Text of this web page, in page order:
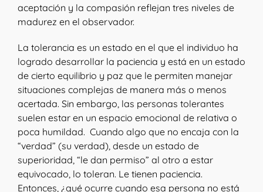
aceptación y la compasión reflejan tres niveles de
madurez en el observador.
La tolerancia es un estado en el que el individuo ha
logrado desarrollar la paciencia y está en un estado
de cierto equilibrio y paz que le permiten manejar
situaciones complejas de manera más o menos
acertada. Sin embargo, las personas tolerantes
suelen estar en un espacio emocional de relativa o
poca humildad. Cuando algo que no encaja con la
“verdad” (su verdad), desde un estado de
superioridad, “le dan permiso” al otro a estar
equivocado, lo toleran. Le tienen paciencia.
Entonces, ¿qué ocurre cuando esa persona no está